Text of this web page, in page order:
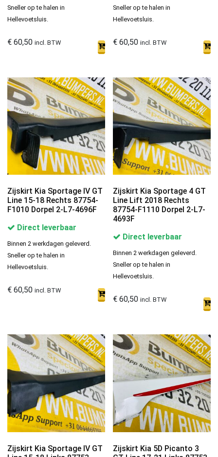
Sneller op te halen in
Hellevoetsluis.
€ 60,50 incl. BTW
Sneller op te halen in
Hellevoetsluis.
€ 60,50 incl. BTW
Zijskirt Kia Sportage IV GT
Line 15-18 Rechts 87754-
F1010 Dorpel 2-L7-4696F
Direct leverbaar
Binnen 2 werkdagen geleverd.
Sneller op te halen in
Hellevoetsluis.
€ 60,50 incl. BTW
Zijskirt Kia Sportage 4 GT
Line Lift 2018 Rechts
87754-F1110 Dorpel 2-L7-
4693F
Direct leverbaar
Binnen 2 werkdagen geleverd.
Sneller op te halen in
Hellevoetsluis.
€ 60,50 incl. BTW
Zijskirt Kia Sportage IV GT
Zijskirt Kia 5D Picanto 3